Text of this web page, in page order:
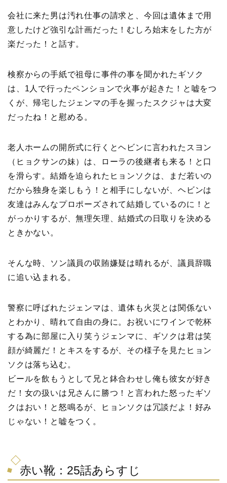
会社に来た男は汚れ仕事の請求と、今回は遺体まで用
意したけど強引な計画だった！むしろ始末をした方が
楽だった！と話す。
検察からの手紙で祖母に事件の事を聞かれたギソク
は、1人で行ったペンションで火事が起きた！と嘘をつ
くが、帰宅したジェンマの手を握ったスクジャは大変
だったね！と慰める。
老人ホームの開所式に行くとヘビンに言われたスヨン
（ヒョクサンの妹）は、ローラの後継者も来る！と口
を滑らす。結婚を迫られたヒョンソクは、まだ若いの
だから独身を楽しもう！と相手にしないが、ヘビンは
友達はみんなプロポーズされて結婚しているのに！と
がっかりするが、無理矢理、結婚式の日取りを決める
ときかない。
そんな時、ソン議員の収賄嫌疑は晴れるが、議員辞職
に追い込まれる。
警察に呼ばれたジェンマは、遺体も火災とは関係ない
とわかり、晴れて自由の身に。お祝いにワインで乾杯
する為に部屋に入り笑うジェンマに、ギソクは君は笑
顔が綺麗だ！とキスをするが、その様子を見たヒョン
ソクは落ち込む。
ビールを飲もうとして兄と鉢合わせし俺も彼女が好き
だ！女の扱いは兄さんに勝つ！と言われた怒ったギソ
クはおい！と怒鳴るが、ヒョンソクは冗談だよ！好み
じゃない！と嘘をつく。
赤い靴：25話あらすじ